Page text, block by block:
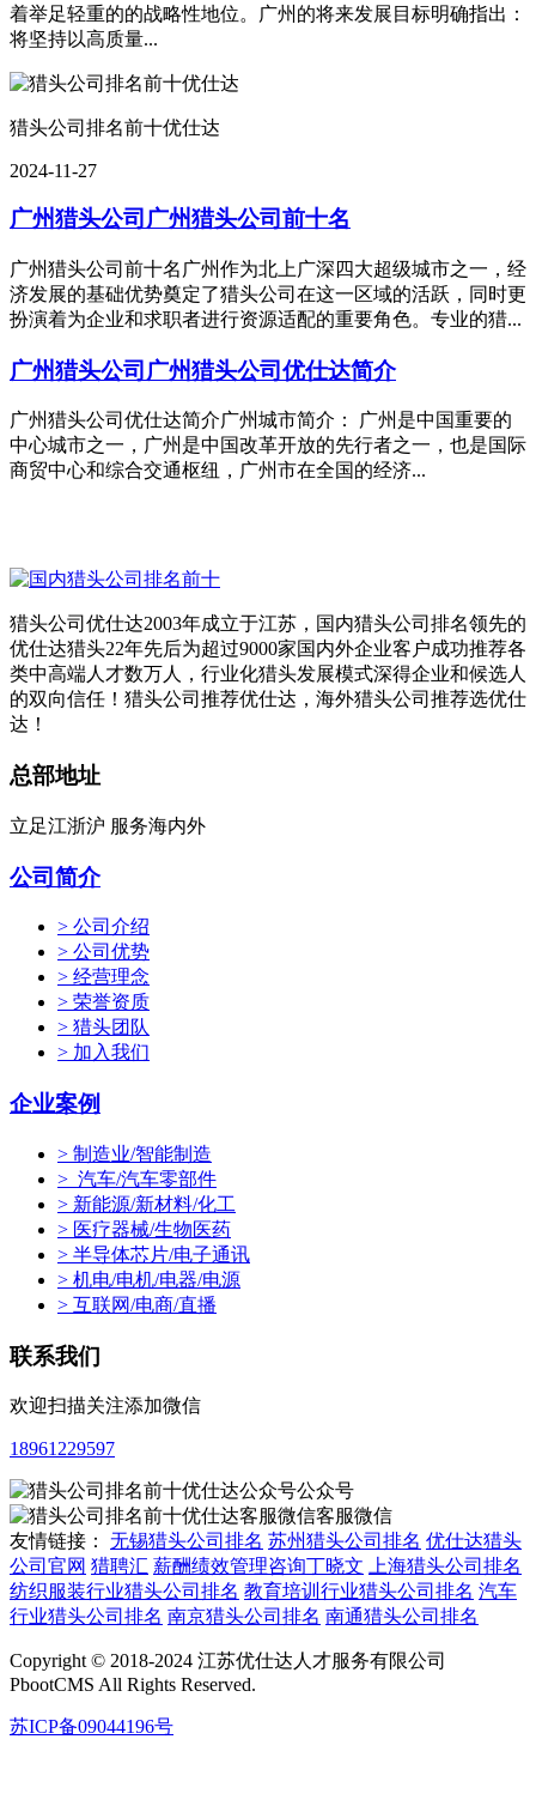
着举足轻重的的战略性地位。广州的将来发展目标明确指出：
将坚持以高质量...
猎头公司排名前十优仕达
2024-11-27
广州猎头公司 广州猎头公司前十名
广州猎头公司前十名广州作为北上广深四大超级城市之一，经
济发展的基础优势奠定了猎头公司在这一区域的活跃，同时更
扮演着为企业和求职者进行资源适配的重要角色。专业的猎...
广州猎头公司 广州猎头公司优仕达简介
广州猎头公司优仕达简介广州城市简介： 广州是中国重要的
中心城市之一，广州是中国改革开放的先行者之一，也是国际
商贸中心和综合交通枢纽，广州市在全国的经济...
猎头公司优仕达2003年成立于江苏，国内猎头公司排名领先的
优仕达猎头22年先后为超过9000家国内外企业客户成功推荐各
类中高端人才数万人，行业化猎头发展模式深得企业和候选人
的双向信任！猎头公司推荐优仕达，海外猎头公司推荐选优仕
达！
总部地址
立足江浙沪 服务海内外
公司简介
> 公司介绍
> 公司优势
> 经营理念
> 荣誉资质
> 猎头团队
> 加入我们
企业案例
> 制造业/智能制造
> 汽车/汽车零部件
> 新能源/新材料/化工
> 医疗器械/生物医药
> 半导体芯片/电子通讯
> 机电/电机/电器/电源
> 互联网/电商/直播
联系我们
欢迎扫描关注添加微信
18961229597
公众号
客服微信
友情链接： 无锡猎头公司排名 苏州猎头公司排名 优仕达猎头
公司官网 猎聘汇 薪酬绩效管理咨询丁晓文
上海猎头公司排名
纺织服装行业猎头公司排名 教育培训行业猎头公司排名 汽车
行业猎头公司排名 南京猎头公司排名 南通猎头公司排名
Copyright © 2018-2024 江苏优仕达人才服务有限公司
PbootCMS All Rights Reserved.
苏ICP备09044196号